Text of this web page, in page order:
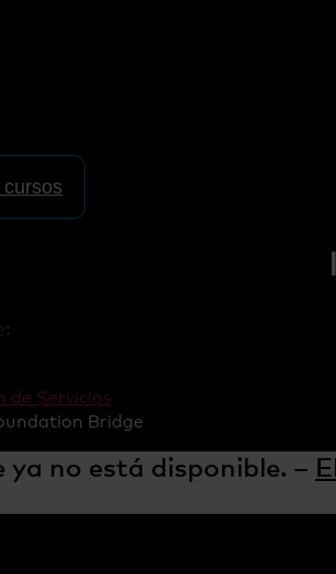
de Servicios
Bridge
ya no está disponible. –